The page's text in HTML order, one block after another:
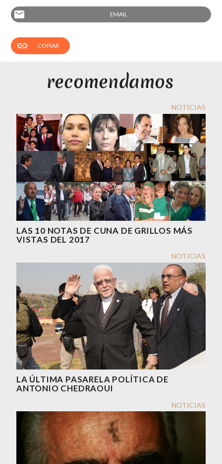
email EMAIL
link COPIAR
NOTICIAS
LAS 10 NOTAS DE CUNA DE GRILLOS MÁS
VISTAS DEL 2017
NOTICIAS
LA ÚLTIMA PASARELA POLÍTICA DE
ANTONIO CHEDRAOUI
NOTICIAS